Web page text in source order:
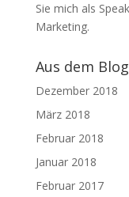
Sie mich als
Marketing.
Aus dem Blog
Dezember 2018
März 2018
Februar 2018
Januar 2018
Februar 2017